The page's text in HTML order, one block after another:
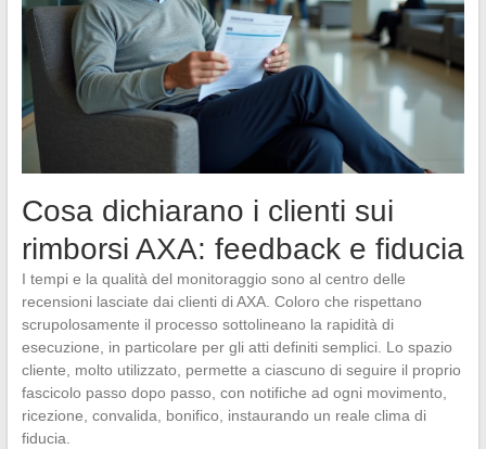
Cosa dichiarano i clienti sui
rimborsi AXA: feedback e fiducia
I tempi e la qualità del monitoraggio sono al centro delle
recensioni lasciate dai clienti di AXA. Coloro che rispettano
scrupolosamente il processo sottolineano la rapidità di
esecuzione, in particolare per gli atti definiti semplici. Lo spazio
cliente, molto utilizzato, permette a ciascuno di seguire il proprio
fascicolo passo dopo passo, con notifiche ad ogni movimento,
ricezione, convalida, bonifico, instaurando un reale clima di
fiducia.